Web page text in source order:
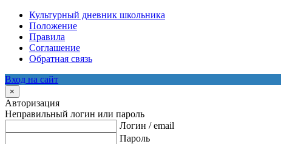
Культурный дневник школьника
Положение
Правила
Соглашение
Обратная связь
Вход на сайт
×
Авторизация
Неправильный логин или пароль
Логин / email
Пароль